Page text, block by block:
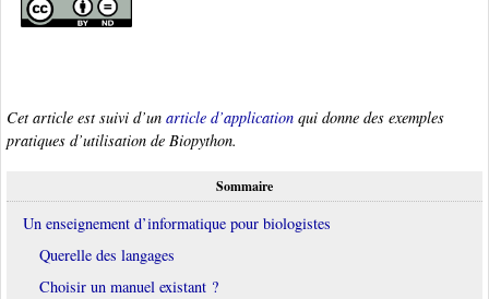
Cet article est suivi d’un article d’application qui donne des exemples
pratiques d’utilisation de Biopython.
Sommaire
Un enseignement d’informatique pour biologistes
Querelle des langages
Choisir un manuel existant ?